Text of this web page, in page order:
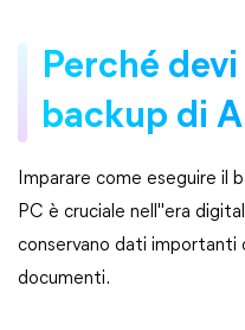
Perché
backup di
Imparare come eseguire il
PC è cruciale nell"era
conservano dati
documenti.